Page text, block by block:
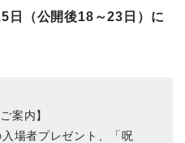
日（公開後18～23日）に
案内】
入場者プレゼント、「呪